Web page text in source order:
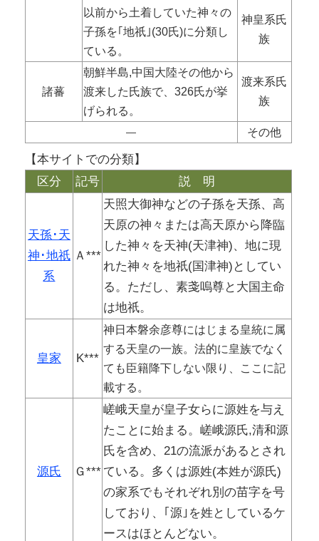
以前から土着していた神々の
子孫を｢地祇｣(30氏)に分類し
ている。
神皇系氏
族
諸蕃
朝鮮半島,中国大陸その他から
渡来した氏族で、326氏が挙
げられる。
渡来系氏
族
― その他
【本サイトでの分類】
区分
記号 説 明
天孫･天
神･地祇
系
Ａ***
天照大御神などの子孫を天孫、高
天原の神々または高天原から降臨
した神々を天神(天津神)、地に現
れた神々を地祇(国津神)としてい
る。ただし、素戔嗚尊と大国主命
は地祇。
皇家 K***
神日本磐余彦尊にはじまる皇統に属
する天皇の一族。法的に皇族でなく
ても臣籍降下しない限り、ここに記
載する。
源氏 Ｇ***
嵯峨天皇が皇子女らに源姓を与え
たことに始まる。嵯峨源氏,清和源
氏を含め、21の流派があるとされ
ている。多くは源姓(本姓が源氏)
の家系でもそれぞれ別の苗字を号
しており、｢源｣を姓としているケ
ースはほとんどない。